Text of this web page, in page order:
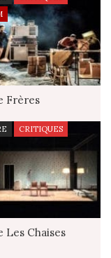
Frères
CRITIQUES
Les Chaises